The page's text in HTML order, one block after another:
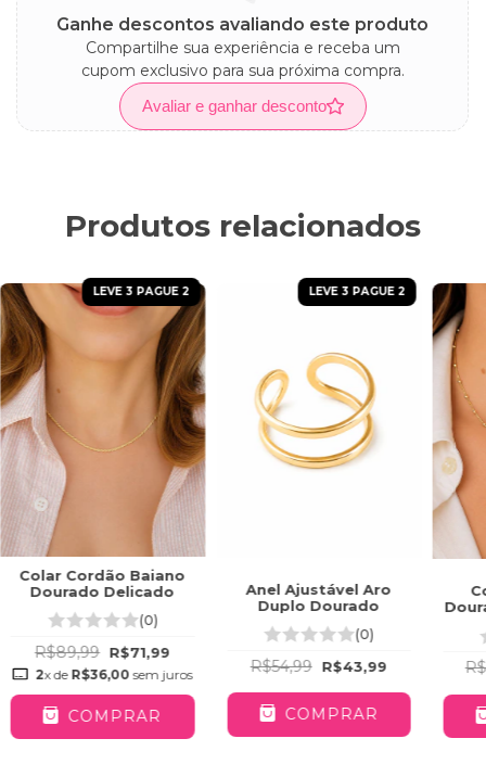
Ganhe descontos avaliando este produto
Compartilhe sua experiência e receba um
cupom exclusivo para sua próxima compra.
Avaliar e ganhar desconto
Produtos relacionados
LEVE 3 PAGUE 2
Colar Cordão Baiano
Dourado Delicado
(0)
R$89,99 R$71,99
2x de R$36,00 sem juros
COMPRAR
LEVE 3 PAGUE 2
Anel Ajustável Aro
Duplo Dourado
(0)
R$54,99 R$43,99
COMPRAR